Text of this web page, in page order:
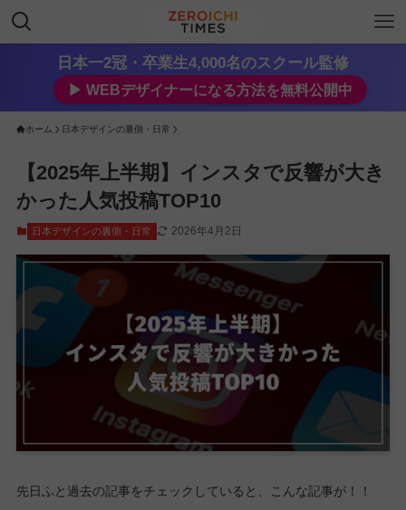
日本一2冠・卒業生4,000名のスクール監修
▶︎ WEBデザイナーになる方法を無料公開中
ホーム 日本デザインの裏側・日常
【2025年上半期】インスタで反響が大き
かった人気投稿TOP10
日本デザインの裏側・日常 2026年4月2日
先日ふと過去の記事をチェックしていると、こんな記事が！！